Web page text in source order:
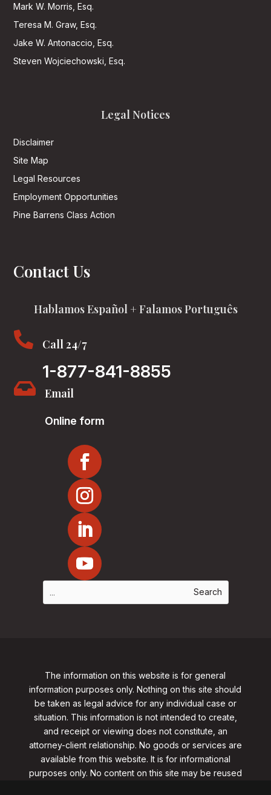
Mark W. Morris, Esq.
Teresa M. Graw, Esq.
Jake W. Antonaccio, Esq.
Steven Wojciechowski, Esq.
Legal Notices
Disclaimer
Site Map
Legal Resources
Employment Opportunities
Pine Barrens Class Action
Contact Us
Hablamos Español + Falamos Português
 Call 24/7
1-877-841-8855
 Email
Online form
The information on this website is for general
information purposes only. Nothing on this site should
be taken as legal advice for any individual case or
situation. This information is not intended to create,
and receipt or viewing does not constitute, an
attorney-client relationship. No goods or services are
available from this website. It is for informational
purposes only. No content on this site may be reused